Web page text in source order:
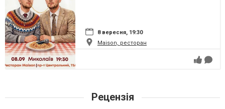
8 вересня, 19:30
Maison, ресторан
Рецензія